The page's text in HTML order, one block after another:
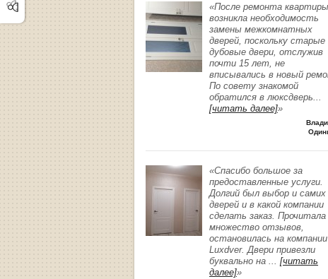
«После ремонта квартиры
возникла необходимость
замены межкомнатных
дверей, поскольку старые
дубовые двери, отслужив
почти 15 лет, не
вписывались в новый
По совету знакомой
обратился в люксдверь...
[читать далее]»
«Спасибо большое за
предоставленные услуги.
Долгий был выбор и самих
дверей и в какой компании
сделать заказ. Прочитала
множество отзывов,
остановилась на компании
Luxdver. Двери привезли
буквально на ... [читать
далее]»